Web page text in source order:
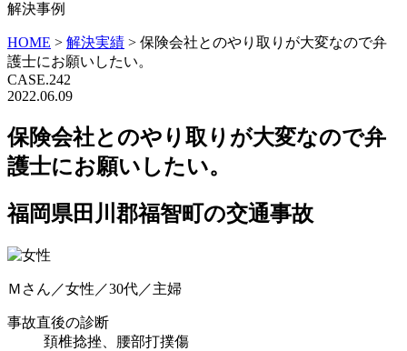
解決事例
HOME > 解決実績 > 保険会社とのやり取りが大変なので弁
護士にお願いしたい。
CASE.242
2022.06.09
保険会社とのやり取りが大変なので弁
護士にお願いしたい。
福岡県田川郡福智町の交通事故
Ｍさん／女性／30代／主婦
事故直後の診断
頚椎捻挫、腰部打撲傷